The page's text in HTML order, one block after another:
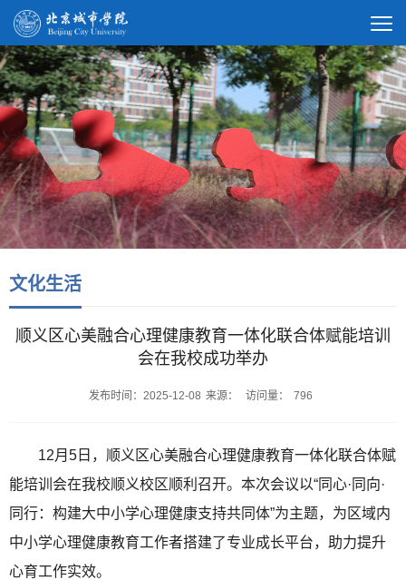
文化生活
顺义区心美融合心理健康教育一体化联合体赋能培训
会在我校成功举办
发布时间：2025-12-08 来源： 访问量： 796
12月5日，顺义区心美融合心理健康教育一体化联合体赋
能培训会在我校顺义校区顺利召开。本次会议以“同心·同向·
同行：构建大中小学心理健康支持共同体”为主题，为区域内
中小学心理健康教育工作者搭建了专业成长平台，助力提升
心育工作实效。